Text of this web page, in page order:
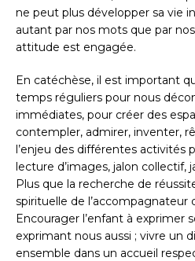
ne peut plus développer sa vie
autant par nos mots que par
attitude est engagée.
En catéchèse, il est important
temps réguliers pour nous
immédiates, pour créer des
contempler, admirer, inventer,
l’enjeu des différentes activités
lecture d’images, jalon collectif,
Plus que la recherche de
spirituelle de
Encourager l’enfant à exprimer
exprimant nous aussi ; vivre un
ensemble dans un accueil